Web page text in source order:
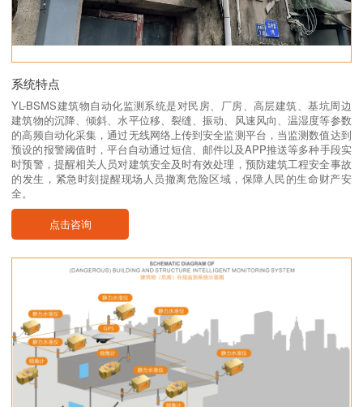
系统特点
YL-BSMS建筑物自动化监测系统是对民房、厂房、高层建筑、基坑周边
建筑物的沉降、倾斜、水平位移、裂缝、振动、风速风向、温湿度等参数
的高频自动化采集，通过无线网络上传到安全监测平台，当监测数值达到
预设的报警阈值时，平台自动通过短信、邮件以及APP推送等多种手段实
时预警，提醒相关人员对建筑安全及时有效处理，预防建筑工程安全事故
的发生，紧急时刻提醒现场人员撤离危险区域，保障人民的生命财产安
全。
点击咨询